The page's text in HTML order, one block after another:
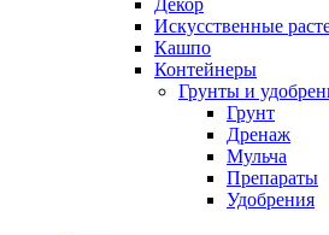
Декор
Искусственные
Кашпо
Контейнеры
Грунты и
Грунт
Дренаж
Мульча
Препараты
Удобрения